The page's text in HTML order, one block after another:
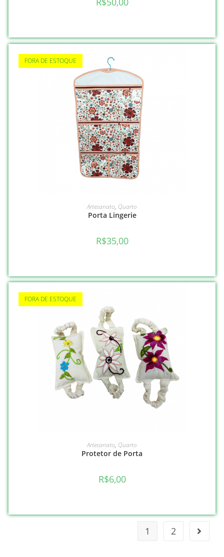
FORA DE ESTOQUE
VER OPÇÕES
Artesanato, Quarto
Porta Lingerie
R$35,00
FORA DE ESTOQUE
LEIA MAIS
Artesanato, Quarto
Protetor de Porta
R$6,00
1 2